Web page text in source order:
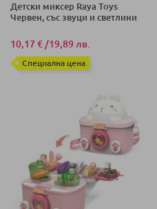
Детски миксер Raya Toys
Червен, със звуци и светлини
10,17 € /19,89 лв.
Специална цена